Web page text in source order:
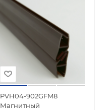
PVH04-902GFM8
Магнитный